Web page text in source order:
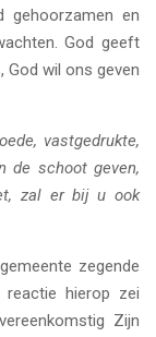
gehoorzamen en
God geeft
wil ons geven
vastgedrukte,
de schoot geven,
zal er bij u ook
zegende
hierop zei
Zijn